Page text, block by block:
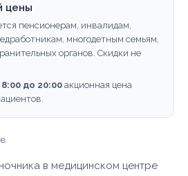
цены
пенсионерам, инвалидам,
многодетным семьям,
органов. Скидки не
до 20:00 акционная цена
в медицинском центре